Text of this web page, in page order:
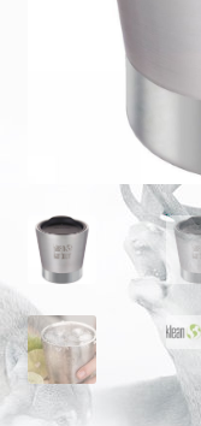
Onze merken